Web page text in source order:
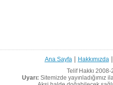
Ana Sayfa | Hakkımızda |
Telif Hakkı
Uyarı: Sitemizde yayınladığımız